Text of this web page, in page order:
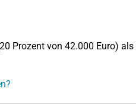
Prozent von 42.000 Euro)